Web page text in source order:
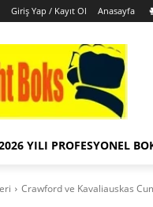
Giriş Yap / Kayıt Ol Anasayfa
YILI PROFESYONEL
Crawford ve Kavaliauskas